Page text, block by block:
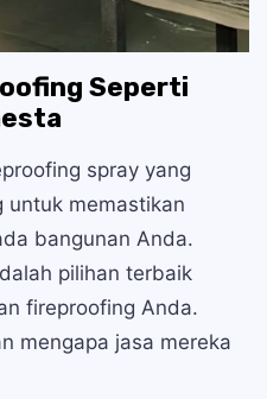
Seperti
spray yang
untuk memastikan
bangunan Anda.
pilihan terbaik
fireproofing Anda.
mengapa jasa mereka